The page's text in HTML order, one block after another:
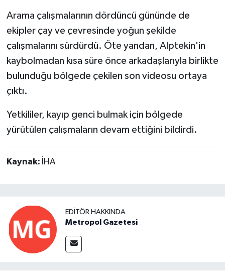
Arama çalışmalarının dördüncü gününde de
ekipler çay ve çevresinde yoğun şekilde
çalışmalarını sürdürdü. Öte yandan, Alptekin'in
kaybolmadan kısa süre önce arkadaşlarıyla birlikte
bulunduğu bölgede çekilen son videosu ortaya
çıktı.
Yetkililer, kayıp genci bulmak için bölgede
yürütülen çalışmaların devam ettiğini bildirdi.
Kaynak: İHA
EDITÖR HAKKINDA
Metropol Gazetesi